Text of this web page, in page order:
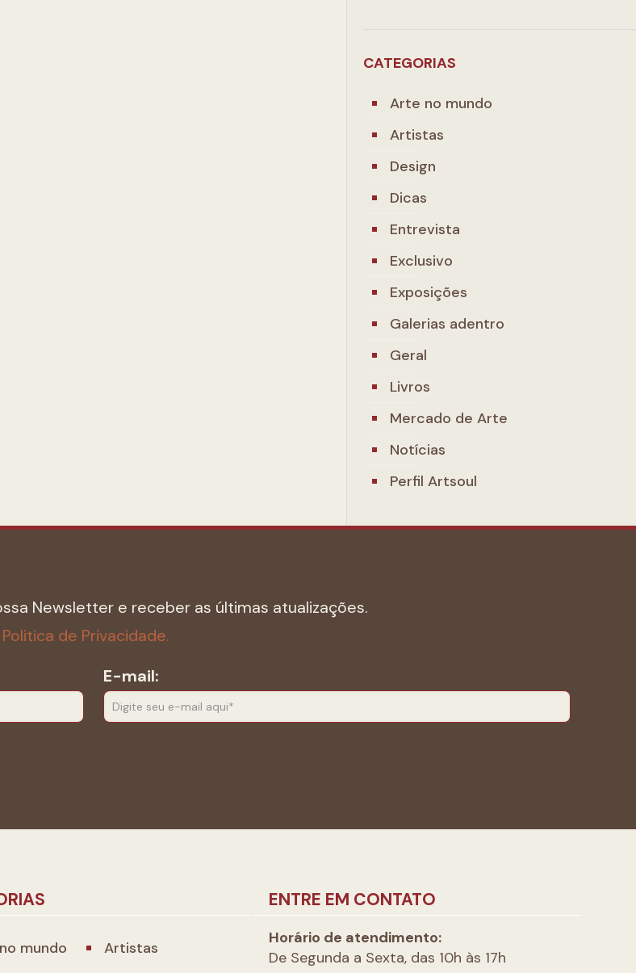
CATEGORIAS
Arte no mundo
Artistas
Design
Dicas
Entrevista
Exclusivo
Exposições
Galerias adentro
Geral
Livros
Mercado de Arte
Notícias
Perfil Artsoul
Newsletter e receber as últimas atualizações.
Politica de Privacidade.
E-mail:
mundo
Artistas
ENTRE EM CONTATO
Horário de atendimento:
De Segunda a Sexta, das 10h às 17h